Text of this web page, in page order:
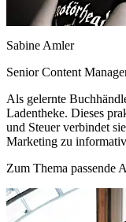
Sabine Amler
Senior Content
Als gelernte
Ladentheke. Dieses
und Steuer verbindet
Marketing zu
Zum Thema passende